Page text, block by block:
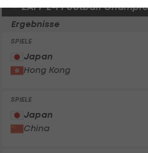
EAFF E-1 Football
Ergebnisse
SPIELE
Japan
Hong Kong
SPIELE
Japan
China